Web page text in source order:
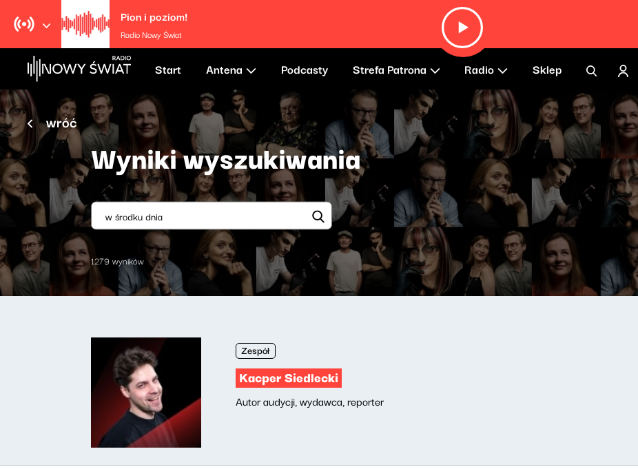
Pion i poziom!
Radio Nowy Świat
Start Antena Podcasty Strefa Patrona Radio Sklep
wróć
Wyniki wyszukiwania
1279 wyników
Zespół
Kacper Siedlecki
Autor audycji, wydawca, reporter